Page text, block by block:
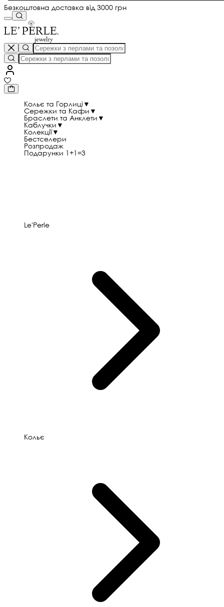
Безкоштовна доставка від 3000 грн
Кольє та Горлиці ▼
Сережки та Кафи ▼
Браслети та Анклети ▼
Каблучки ▼
Колекції▼
Бестселери
Розпродаж
Подарунки 1+1=3
Le'Perle
Кольє